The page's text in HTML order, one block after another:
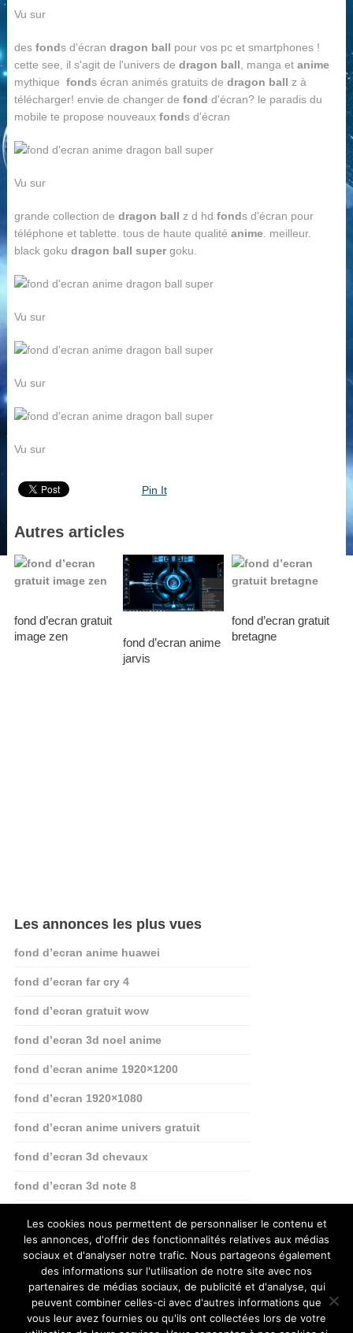
Vu sur
des fonds d'écran dragon ball pour vos pc et smartphones !
cette see, il s'agit de l'univers de dragon ball , manga et anime
mythique fonds écran animés gratuits de dragon ball z à
télécharger! envie de changer de fond d'écran? le paradis du
mobile te propose nouveaux fonds d'écran
Vu sur
grande collection de dragon ball z d hd fonds d'écran pour
téléphone et tablette. tous de haute qualité anime. meilleur.
black goku dragon ball supergoku.
Vu sur
Vu sur
Vu sur
Pin It
Autres articles
fond d’ecran gratuit
image zen
fond d’ecran anime
jarvis
fond d’ecran gratuit
bretagne
Les annonces les plus vues
fond d’ecran anime huawei
fond d’ecran far cry 4
fond d’ecran gratuit wow
fond d’ecran 3d noel anime
fond d’ecran anime 1920×1200
fond d’ecran 1920×1080
fond d’ecran anime univers gratuit
fond d’ecran 3d chevaux
fond d’ecran 3d note 8
Les cookies nous permettent de personnaliser le contenu et
les annonces, d'offrir des fonctionnalités relatives aux médias
sociaux et d'analyser notre trafic. Nous partageons également
des informations sur l'utilisation de notre site avec nos
partenaires de médias sociaux, de publicité et d'analyse, qui
peuvent combiner celles-ci avec d'autres informations que
vous leur avez fournies ou qu'ils ont collectées lors de votre